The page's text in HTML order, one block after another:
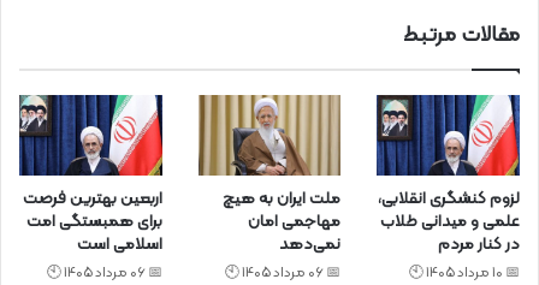
مقالات مرتبط
لزوم کنشگری انقلابی،
علمی و میدانی طلاب
در کنار مردم
📅 10 مرداد 1405 🕙
ملت ایران به هیچ
مهاجمی امان
نمی‌دهد
📅 06 مرداد 1405 🕙
اربعین بهترین فرصت
برای همبستگی امت
اسلامی است
📅 06 مرداد 1405 🕙